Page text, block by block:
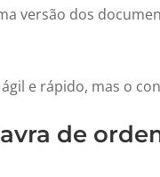
versão dos
e rápido, mas o
de